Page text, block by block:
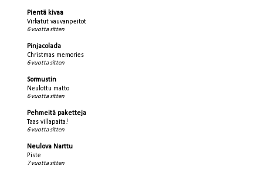
Pientä kivaa
Virkatut vauvanpeitot
6 vuotta sitten
Pinjacolada
Christmas memories
6 vuotta sitten
Sormustin
Neulottu matto
6 vuotta sitten
Pehmeitä paketteja
Taas villapaita!
6 vuotta sitten
Neulova Narttu
Piste
7 vuotta sitten